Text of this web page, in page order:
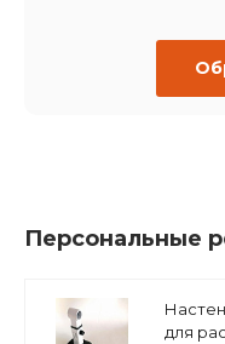
Персональные
для